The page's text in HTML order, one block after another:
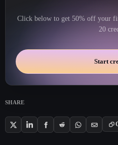
Click below to get 50% off your
20
Start
SHARE